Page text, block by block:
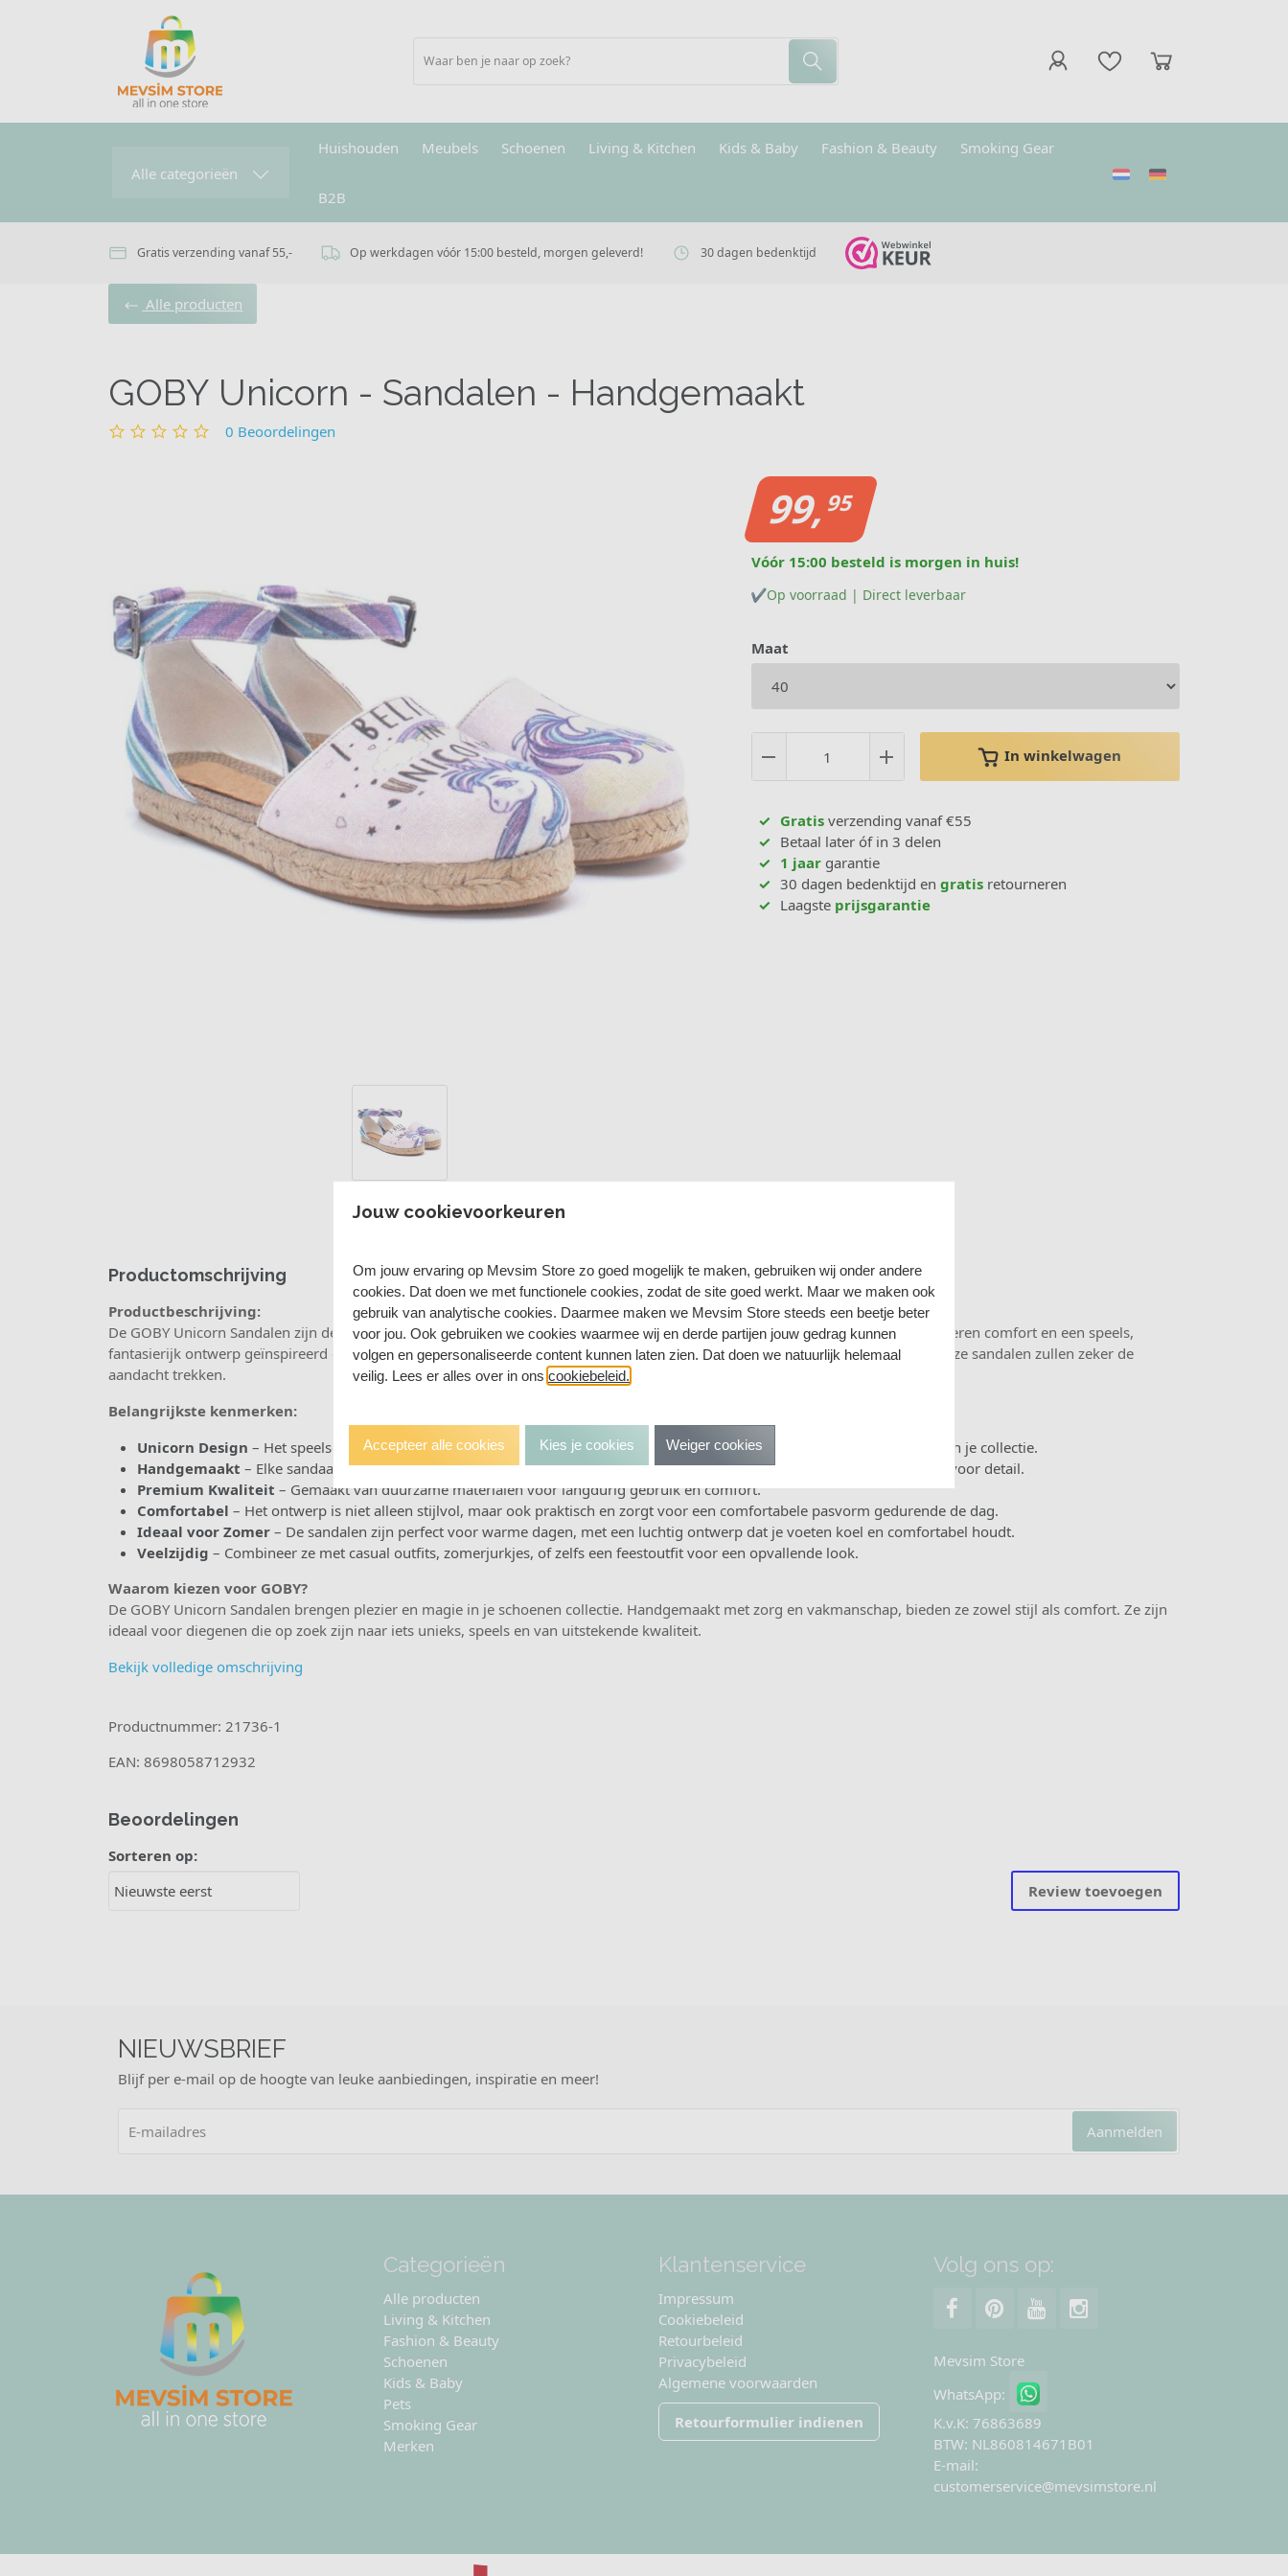
Alle categorieën
Huishouden Meubels Schoenen Living & Kitchen Kids & Baby Fashion & Beauty Smoking Gear
B2B
Gratis verzending vanaf 55,- Op werkdagen vóór 15:00 besteld, morgen geleverd! 30 dagen bedenktijd
Alle producten
GOBY Unicorn - Sandalen - Handgemaakt
0 Beoordelingen
99,95
Vóór 15:00 besteld is morgen in huis!
✔️Op voorraad | Direct leverbaar
Maat
In winkelwagen
Gratis verzending vanaf €55
Betaal later óf in 3 delen
1 jaar garantie
30 dagen bedenktijd engratis retourneren
Laagste prijsgarantie
Productomschrijving
Productbeschrijving:
De GOBY Unicorn Sandalen zijn de perfecte keuze voor wie van een magische stijl houdt! Deze handgemaakte sandalen combineren comfort en een speels,
fantasierijk ontwerp geïnspireerd op de mythische eenhoorn. Of je nu een zomerse wandeling maakt of een feestje bijwoont, deze sandalen zullen zeker de
aandacht trekken.
Belangrijkste kenmerken:
Unicorn Design – Het speelse en kleurrijke eenhoornontwerp maakt deze sandalen een unieke en magische toevoeging aan je collectie.
Handgemaakt – Elke sandaal wordt met de hand gemaakt, wat zorgt voor een authentiek, hoogwaardig product met oog voor detail.
Premium Kwaliteit – Gemaakt van duurzame materialen voor langdurig gebruik en comfort.
Comfortabel – Het ontwerp is niet alleen stijlvol, maar ook praktisch en zorgt voor een comfortabele pasvorm gedurende de dag.
Ideaal voor Zomer – De sandalen zijn perfect voor warme dagen, met een luchtig ontwerp dat je voeten koel en comfortabel houdt.
Veelzijdig – Combineer ze met casual outfits, zomerjurkjes, of zelfs een feestoutfit voor een opvallende look.
Waarom kiezen voor GOBY?
De GOBY Unicorn Sandalen brengen plezier en magie in je schoenen collectie. Handgemaakt met zorg en vakmanschap, bieden ze zowel stijl als comfort. Ze zijn
ideaal voor diegenen die op zoek zijn naar iets unieks, speels en van uitstekende kwaliteit.
Bekijk volledige omschrijving
Productnummer: 21736-1
EAN: 8698058712932
Beoordelingen
Sorteren op:
Review toevoegen
NIEUWSBRIEF
Blijf per e-mail op de hoogte van leuke aanbiedingen, inspiratie en meer!
Aanmelden
Categorieën
Alle producten
Living & Kitchen
Fashion & Beauty
Schoenen
Kids & Baby
Pets
Smoking Gear
Merken
Klantenservice
Impressum
Cookiebeleid
Retourbeleid
Privacybeleid
Algemene voorwaarden
Retourformulier indienen
Volg ons op:
Mevsim Store
WhatsApp:
K.v.K: 76863689
BTW: NL860814671B01
E-mail:
customerservice@mevsimstore.nl
Jouw cookievoorkeuren
Om jouw ervaring op Mevsim Store zo goed mogelijk te maken, gebruiken wij onder andere
cookies. Dat doen we met functionele cookies, zodat de site goed werkt. Maar we maken ook
gebruik van analytische cookies. Daarmee maken we Mevsim Store steeds een beetje beter
voor jou. Ook gebruiken we cookies waarmee wij en derde partijen jouw gedrag kunnen
volgen en gepersonaliseerde content kunnen laten zien. Dat doen we natuurlijk helemaal
veilig. Lees er alles over in ons cookiebeleid.
Accepteer alle cookies Kies je cookies Weiger cookies